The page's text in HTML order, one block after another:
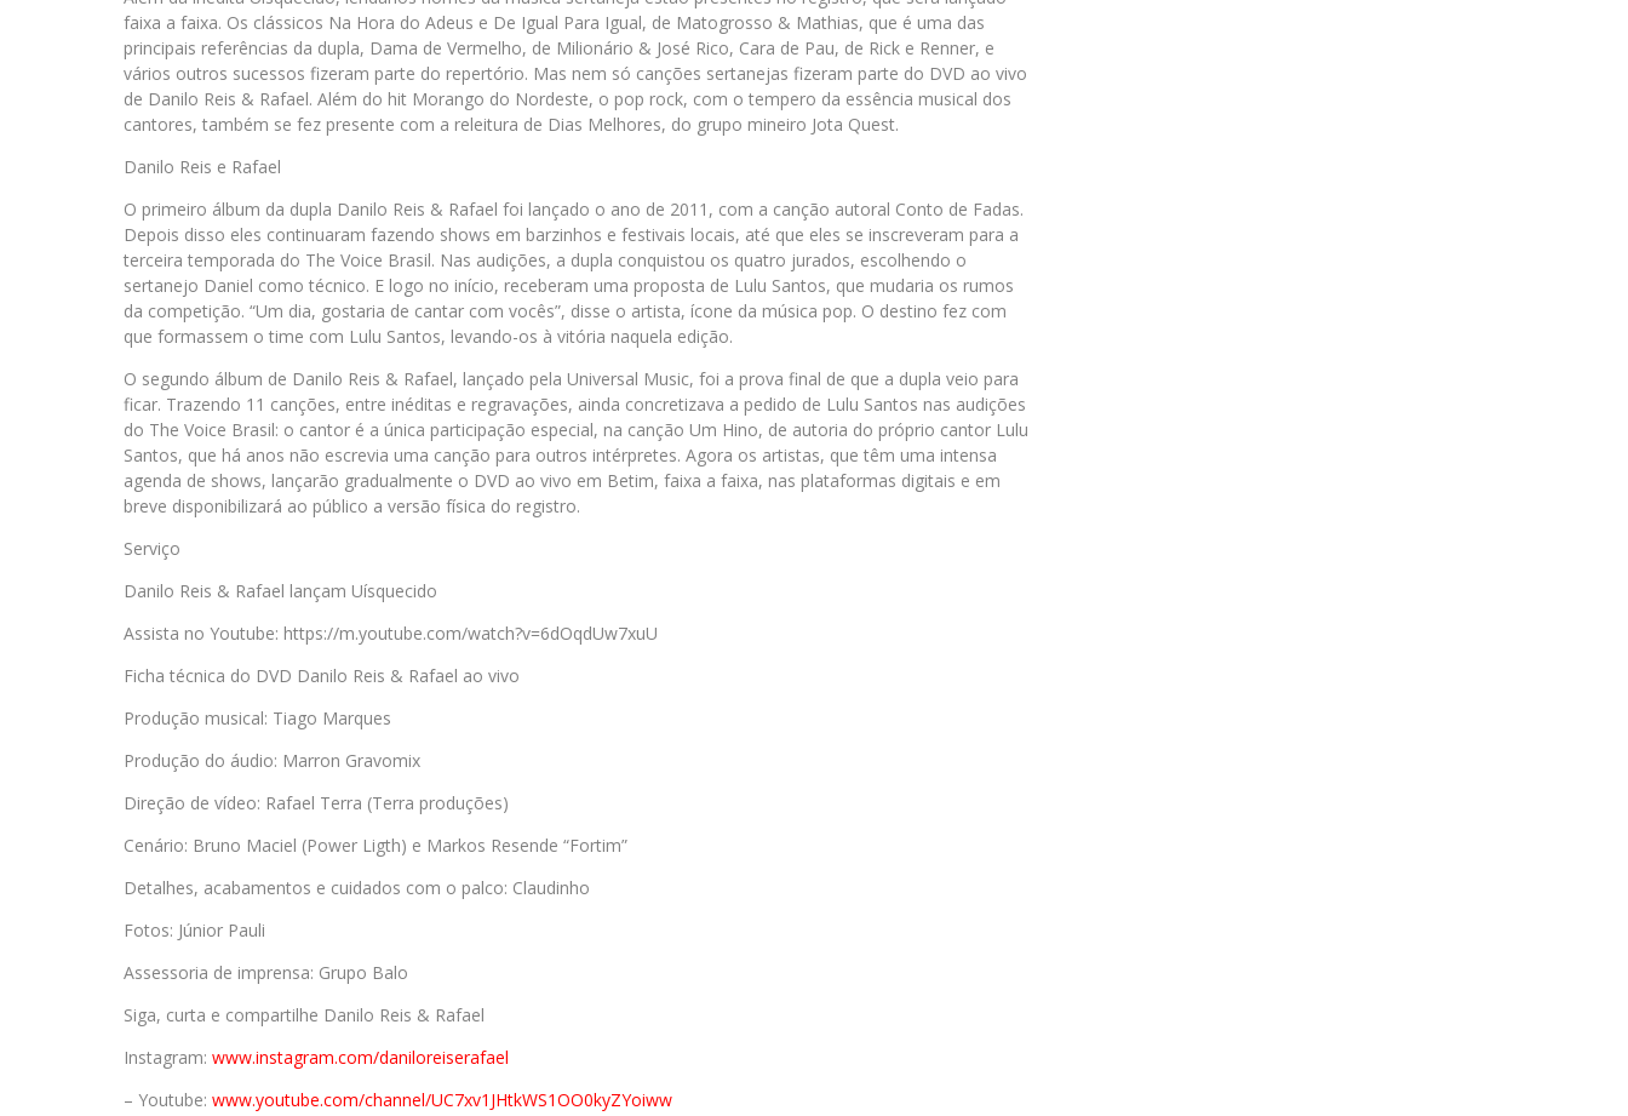
faixa a faixa. Os clássicos Na Hora do Adeus e De Igual Para Igual, de Matogrosso & Mathias, que é uma das
principais referências da dupla, Dama de Vermelho, de Milionário & José Rico, Cara de Pau, de Rick e Renner, e
vários outros sucessos fizeram parte do repertório. Mas nem só canções sertanejas fizeram parte do DVD ao vivo
de Danilo Reis & Rafael. Além do hit Morango do Nordeste, o pop rock, com o tempero da essência musical dos
cantores, também se fez presente com a releitura de Dias Melhores, do grupo mineiro Jota Quest.
Danilo Reis e Rafael
O primeiro álbum da dupla Danilo Reis & Rafael foi lançado o ano de 2011, com a canção autoral Conto de Fadas.
Depois disso eles continuaram fazendo shows em barzinhos e festivais locais, até que eles se inscreveram para a
terceira temporada do The Voice Brasil. Nas audições, a dupla conquistou os quatro jurados, escolhendo o
sertanejo Daniel como técnico. E logo no início, receberam uma proposta de Lulu Santos, que mudaria os rumos
da competição. “Um dia, gostaria de cantar com vocês”, disse o artista, ícone da música pop. O destino fez com
que formassem o time com Lulu Santos, levando-os à vitória naquela edição.
O segundo álbum de Danilo Reis & Rafael, lançado pela Universal Music, foi a prova final de que a dupla veio para
ficar. Trazendo 11 canções, entre inéditas e regravações, ainda concretizava a pedido de Lulu Santos nas audições
do The Voice Brasil: o cantor é a única participação especial, na canção Um Hino, de autoria do próprio cantor Lulu
Santos, que há anos não escrevia uma canção para outros intérpretes. Agora os artistas, que têm uma intensa
agenda de shows, lançarão gradualmente o DVD ao vivo em Betim, faixa a faixa, nas plataformas digitais e em
breve disponibilizará ao público a versão física do registro.
Serviço
Danilo Reis & Rafael lançam Uísquecido
Assista no Youtube: https://m.youtube.com/watch?v=6dOqdUw7xuU
Ficha técnica do DVD Danilo Reis & Rafael ao vivo
Produção musical: Tiago Marques
Produção do áudio: Marron Gravomix
Direção de vídeo: Rafael Terra (Terra produções)
Cenário: Bruno Maciel (Power Ligth) e Markos Resende “Fortim”
Detalhes, acabamentos e cuidados com o palco: Claudinho
Fotos: Júnior Pauli
Assessoria de imprensa: Grupo Balo
Siga, curta e compartilhe Danilo Reis & Rafael
Instagram: www.instagram.com/daniloreiserafael
– Youtube: www.youtube.com/channel/UC7xv1JHtkWS1OO0kyZYoiww